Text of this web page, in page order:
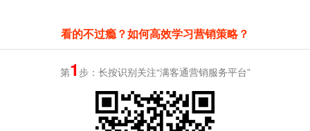
看的不过瘾？如何高效学习营销策略？
第1 步：长按识别关注“满客通营销服务平台”